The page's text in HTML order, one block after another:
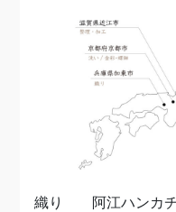
織り 阿江ハンカチ